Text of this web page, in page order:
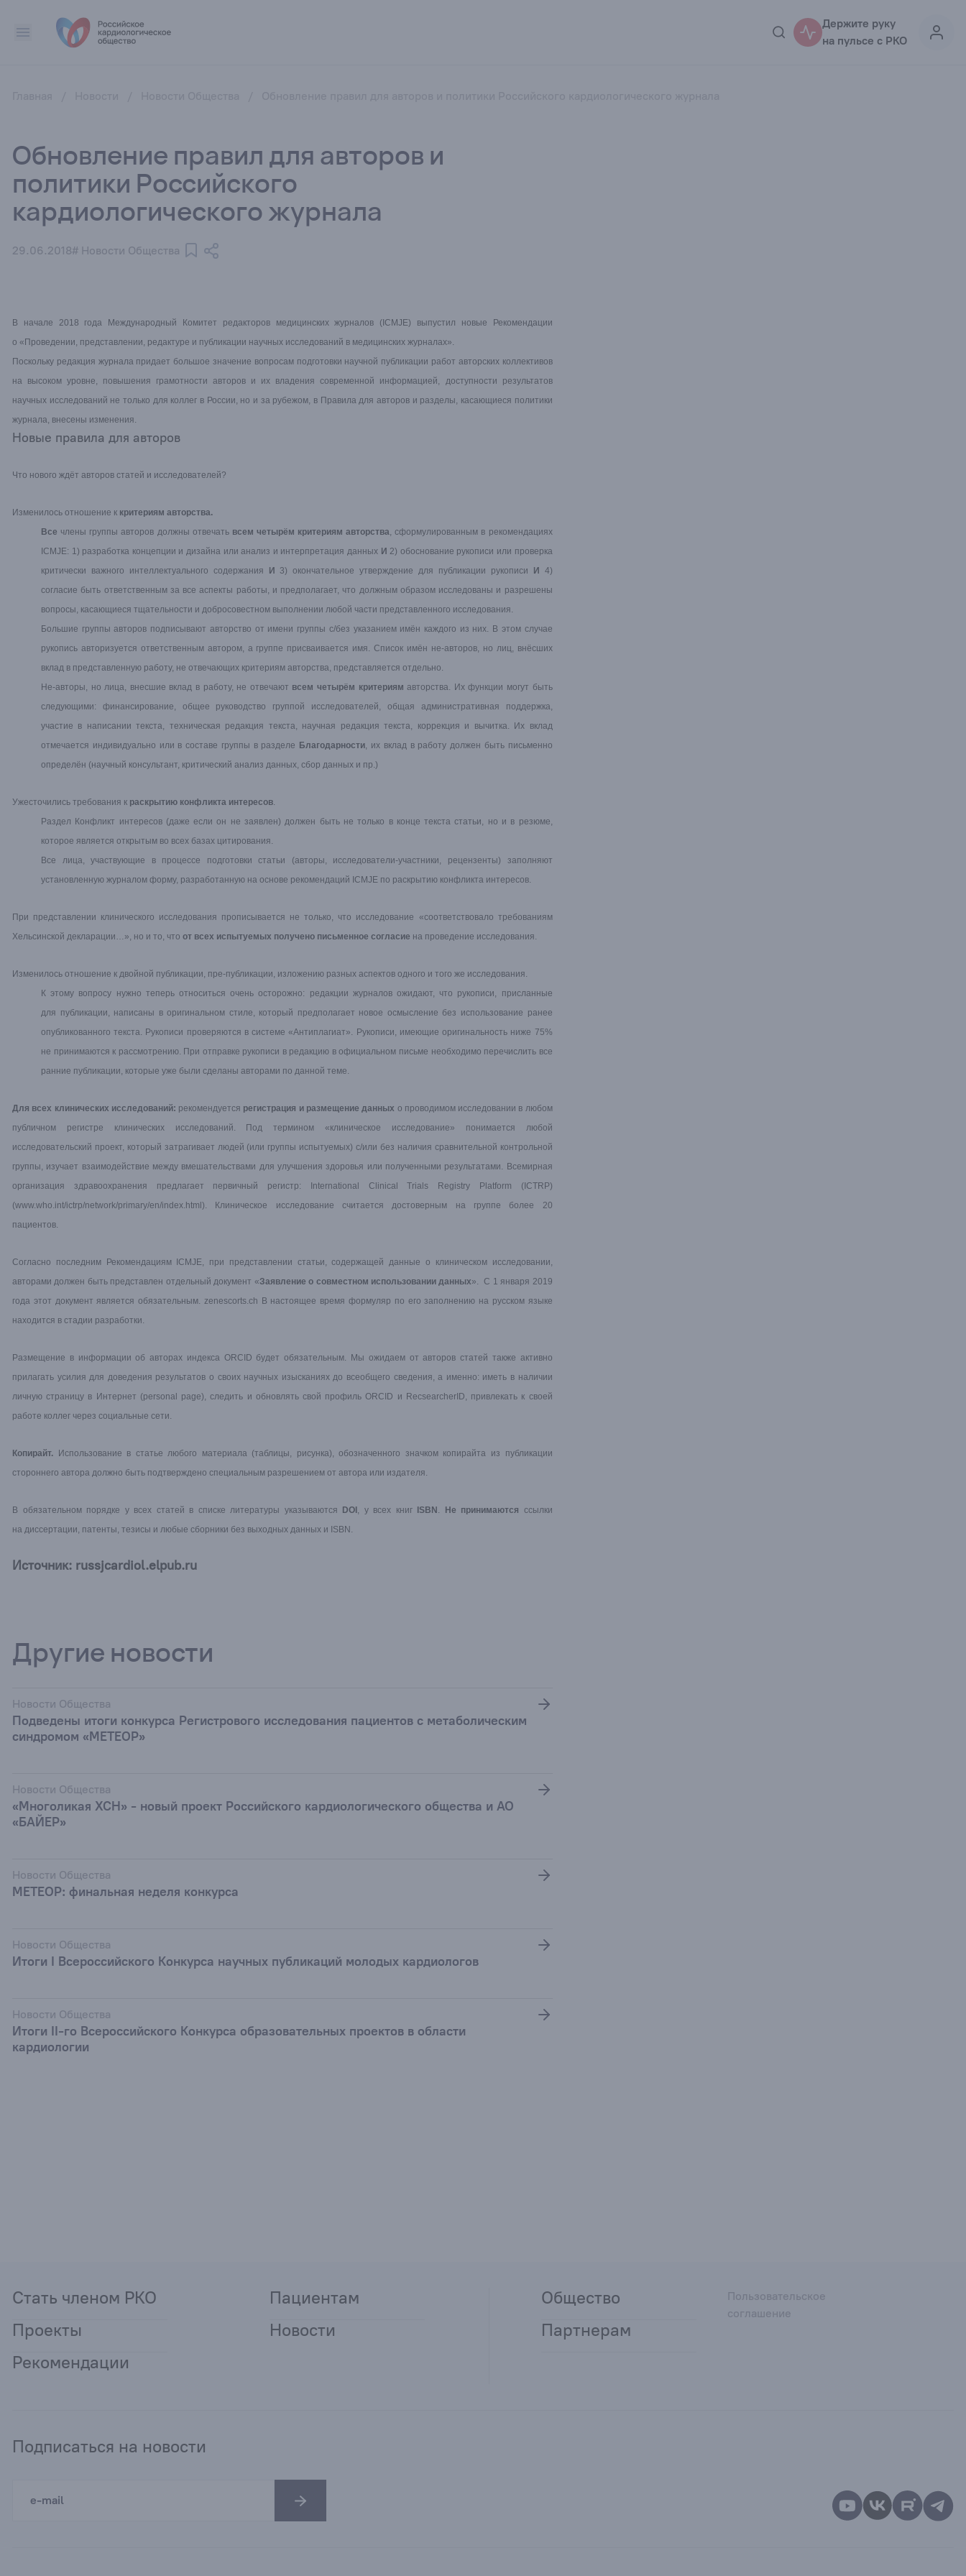
Держите руку
на пульсе с РКО
Обновление правил для авторов и
политики Российского
кардиологического журнала
29.06.2018# Новости Общества
В начале 2018 года Международный Комитет редакторов медицинских журналов (ICMJE) выпустил новые Рекомендации
о «Проведении, представлении, редактуре и публикации научных исследований в медицинских журналах».
Поскольку редакция журнала придает большое значение вопросам подготовки научной публикации работ авторских коллективов
на высоком уровне, повышения грамотности авторов и их владения современной информацией, доступности результатов
научных исследований не только для коллег в России, но и за рубежом, в Правила для авторов и разделы, касающиеся политики
журнала, внесены изменения.
Новые правила для авторов
Что нового ждёт авторов статей и исследователей?
Изменилось отношение к критериям авторства.
Все члены группы авторов должны отвечать всем четырём критериям авторства, сформулированным в рекомендациях
ICMJE: 1) разработка концепции и дизайна или анализ и интерпретация данных И 2) обоснование рукописи или проверка
критически важного интеллектуального содержания
И 3) окончательное утверждение для публикации рукописи И
4)
согласие быть ответственным за все аспекты работы, и предполагает, что должным образом исследованы и разрешены
вопросы, касающиеся тщательности и добросовестном выполнении любой части представленного исследования.
Большие группы авторов подписывают авторство от имени группы с/без указанием имён каждого из них. В этом случае
рукопись авторизуется ответственным автором, а группе присваивается имя. Список имён не-авторов, но лиц, внёсших
вклад в представленную работу, не отвечающих критериям авторства, представляется отдельно.
Не-авторы, но лица, внесшие вклад в работу, не отвечают всем четырём критериям авторства. Их функции могут быть
следующими: финансирование, общее руководство группой исследователей, общая административная поддержка,
участие в написании текста, техническая редакция текста, научная редакция текста, коррекция и вычитка. Их вклад
отмечается индивидуально или в составе группы в разделе Благодарности, их вклад в работу должен быть письменно
определён (научный консультант, критический анализ данных, сбор данных и пр.)
Ужесточились требования к раскрытию конфликта интересов.
Раздел Конфликт интересов (даже если он не заявлен) должен быть не только в конце текста статьи, но и в резюме,
которое является открытым во всех базах цитирования.
Все лица, участвующие в процессе подготовки статьи (авторы, исследователи-участники, рецензенты) заполняют
установленную журналом форму, разработанную на основе рекомендаций ICMJE по раскрытию конфликта интересов.
При представлении клинического исследования прописывается не только, что исследование «соответствовало требованиям
Хельсинской декларации…», но и то, что от всех испытуемых получено письменное согласие на проведение исследования.
Изменилось отношение к двойной публикации, пре-публикации, изложению разных аспектов одного и того же исследования.
К этому вопросу нужно теперь относиться очень осторожно: редакции журналов ожидают, что рукописи, присланные
для публикации, написаны в оригинальном стиле, который предполагает новое осмысление без использование ранее
опубликованного текста. Рукописи проверяются в системе «Антиплагиат». Рукописи, имеющие оригинальность ниже 75%
не принимаются к рассмотрению. При отправке рукописи в редакцию в официальном письме необходимо перечислить все
ранние публикации, которые уже были сделаны авторами по данной теме.
Для всех клинических исследований: рекомендуется регистрация и размещение данных о проводимом исследовании в любом
публичном регистре клинических исследований. Под термином «клиническое исследование» понимается любой
исследовательский проект, который затрагивает людей (или группы испытуемых) с/или без наличия сравнительной контрольной
группы, изучает взаимодействие между вмешательствами для улучшения здоровья или полученными результатами. Всемирная
организация здравоохранения предлагает первичный регистр: International Clinical Trials Registry Platform (ICTRP)
(www.who.int/ictrp/network/primary/en/index.html). Клиническое исследование считается достоверным на группе более 20
пациентов.
Согласно последним Рекомендациям ICMJE, при представлении статьи, содержащей данные о клиническом исследовании,
авторами должен быть представлен отдельный документ «Заявление о совместном использовании данных». С 1 января 2019
года этот документ является обязательным. zenescorts.ch В настоящее время формуляр по его заполнению на русском языке
находится в стадии разработки.
Размещение в информации об авторах индекса ORCID будет обязательным. Мы ожидаем от авторов статей также активно
прилагать усилия для доведения результатов о своих научных изысканиях до всеобщего сведения, а именно: иметь в наличии
личную страницу в Интернет (personal page), следить и обновлять свой профиль ORCID и RecsearcherID, привлекать к своей
работе коллег через социальные сети.
Копирайт. Использование в статье любого материала (таблицы, рисунка), обозначенного значком копирайта из публикации
стороннего автора должно быть подтверждено специальным разрешением от автора или издателя.
В обязательном порядке у всех статей в списке литературы указываются DOI , у всех книг ISBN . Не принимаются ссылки
на диссертации, патенты, тезисы и любые сборники без выходных данных и ISBN.
Источник: russjcardiol.elpub.ru
Другие новости
Новости Общества
Подведены итоги конкурса Регистрового исследования пациентов с метаболическим
синдромом «МЕТЕОР»
Новости Общества
«Многоликая ХСН» - новый проект Российского кардиологического общества и АО
«БАЙЕР»
Новости Общества
МЕТЕОР: финальная неделя конкурса
Новости Общества
Итоги I Всероссийского Конкурса научных публикаций молодых кардиологов
Новости Общества
Итоги II-го Всероссийского Конкурса образовательных проектов в области
кардиологии
Стать членом РКО
Проекты
Рекомендации
Пациентам
Новости
Общество
Партнерам
Пользовательское
соглашение
Подписаться на новости